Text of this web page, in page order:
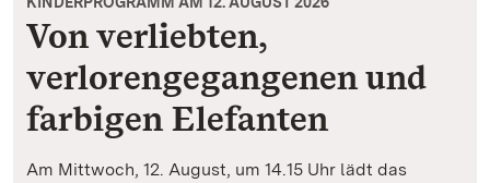
Von verliebten,
verlorengegangenen und
farbigen Elefanten
Am Mittwoch, 12. August, um 14.15 Uhr lädt das